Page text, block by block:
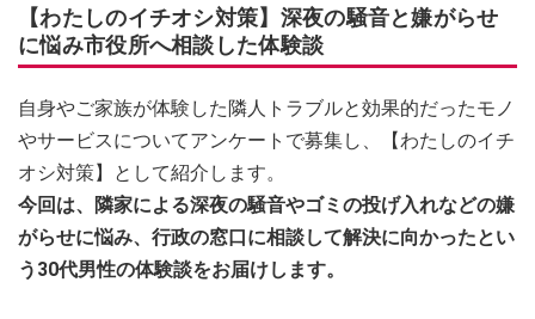
【わたしのイチオシ対策】深夜の騒音と嫌がらせ
に悩み市役所へ相談した体験談
自身やご家族が体験した隣人トラブルと効果的だったモノ
やサービスについてアンケートで募集し、【わたしのイチ
オシ対策】として紹介します。
今回は、隣家による深夜の騒音やゴミの投げ入れなどの嫌
がらせに悩み、行政の窓口に相談して解決に向かったとい
う30代男性の体験談をお届けします。